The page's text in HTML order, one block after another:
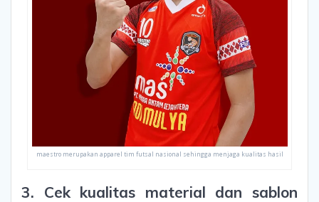
maestro merupakan apparel tim futsal nasional sehingga menjaga kualitas hasil
3. Cek kualitas material dan sablon